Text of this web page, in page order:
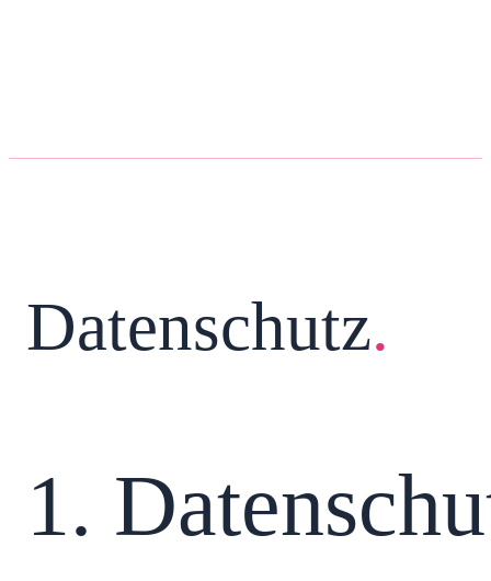
Datenschutz.
1.